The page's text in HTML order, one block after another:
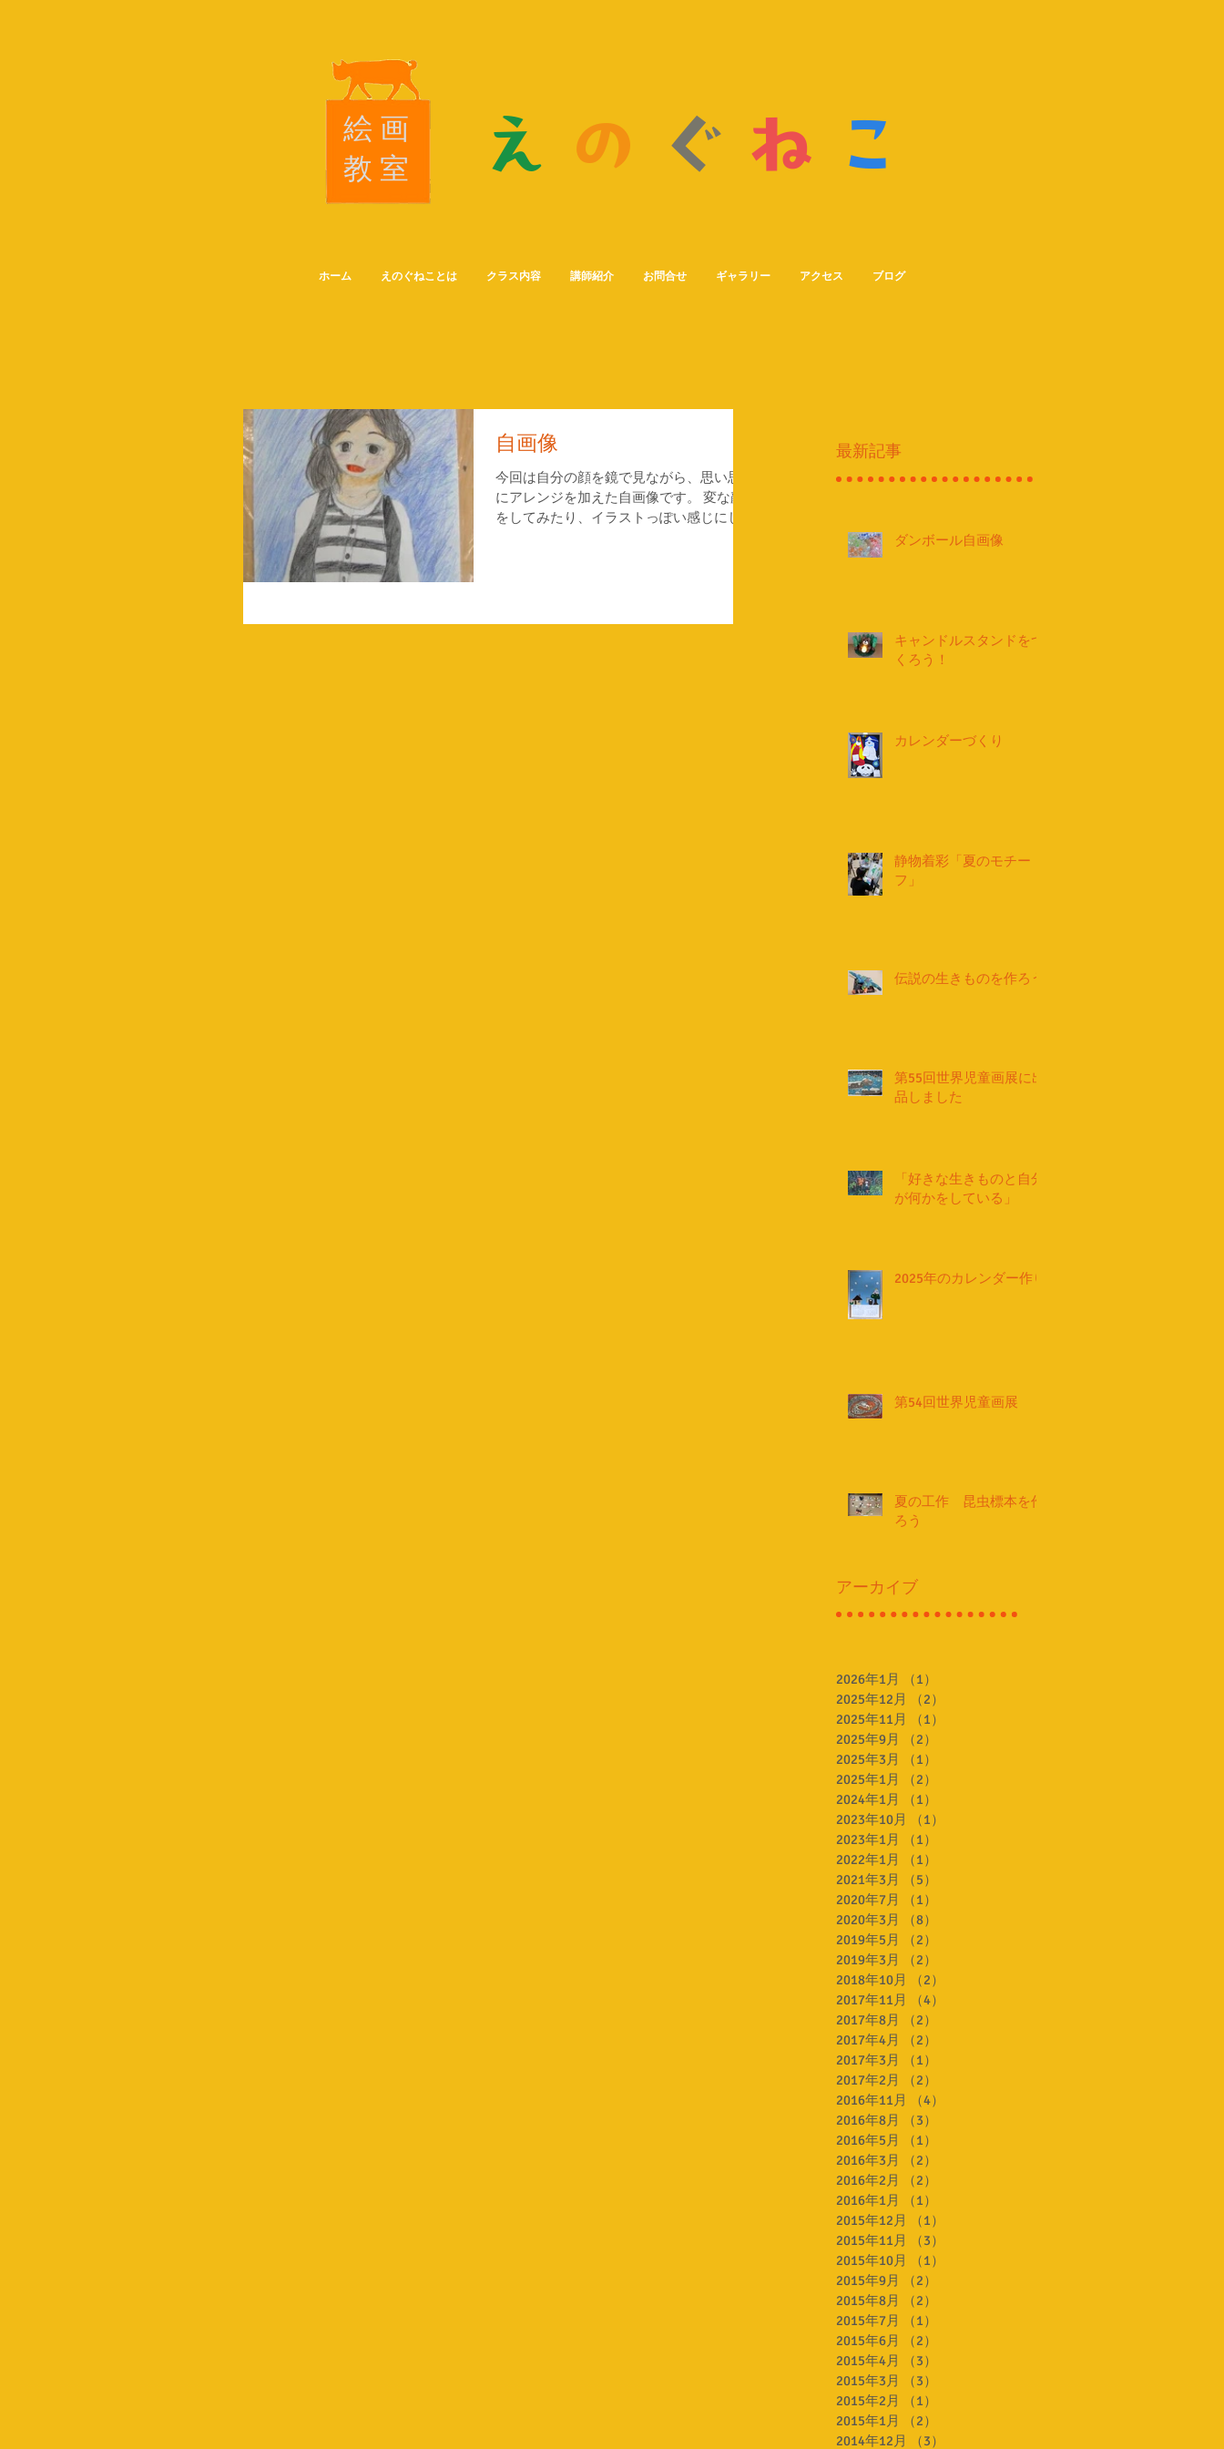
絵画
教室
え の ぐ ね こ
ホーム えのぐねことは クラス内容 講師紹介 お問合せ ギャラリー アクセス ブログ
自画像
今回は自分の顔を鏡で見ながら、思い思い
にアレンジを加えた自画像です。 変な顔
をしてみたり、イラストっぽい感じにして
最新記事
ダンボール自画像
キャンドルスタンドをつ
くろう！
カレンダーづくり
静物着彩「夏のモチー
フ」
伝説の生きものを作ろう
第55回世界児童画展に出
品しました
「好きな生きものと自分
が何かをしている」
2025年のカレンダー作り
第54回世界児童画展
夏の工作 昆虫標本を作
ろう
アーカイブ
2026年1月 （1）
2025年12月
（2）
2025年11月
（1）
2025年9月
（2）
2025年3月
（1）
2025年1月
（2）
2024年1月
（1）
2023年10月
（1）
2023年1月
（1）
2022年1月
（1）
2021年3月
（5）
2020年7月
（1）
2020年3月
（8）
2019年5月
（2）
2019年3月
（2）
2018年10月
（2）
2017年11月
（4）
2017年8月
（2）
2017年4月
（2）
2017年3月
（1）
2017年2月
（2）
2016年11月
（4）
2016年8月
（3）
2016年5月
（1）
2016年3月
（2）
2016年2月
（2）
2016年1月
（1）
2015年12月
（1）
2015年11月
（3）
2015年10月
（1）
2015年9月
（2）
2015年8月
（2）
2015年7月
（1）
2015年6月
（2）
2015年4月
（3）
2015年3月
（3）
2015年2月
（1）
2015年1月
（2）
2014年12月
（3）